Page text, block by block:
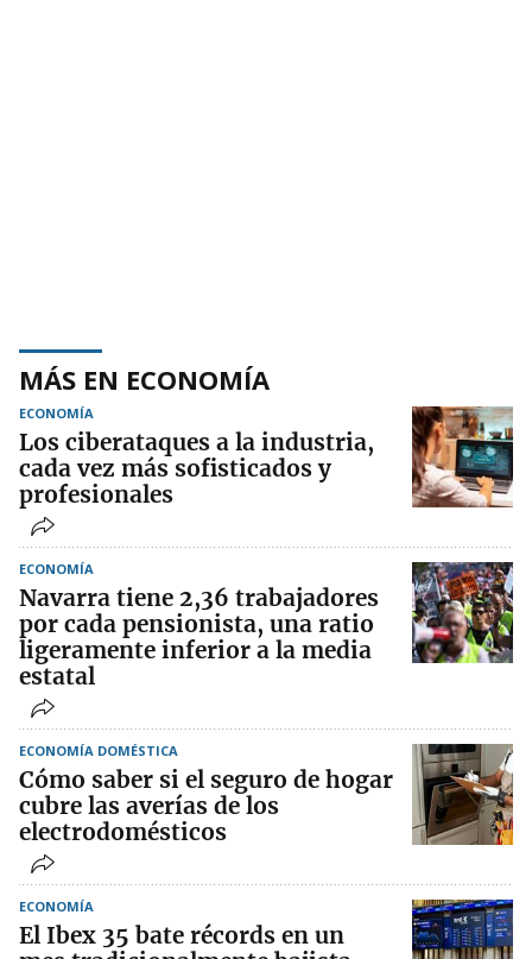
MÁS EN ECONOMÍA
ECONOMÍA
Los ciberataques a la industria,
cada vez más sofisticados y
profesionales
ECONOMÍA
Navarra tiene 2,36 trabajadores
por cada pensionista, una ratio
ligeramente inferior a la media
estatal
ECONOMÍA DOMÉSTICA
Cómo saber si el seguro de hogar
cubre las averías de los
electrodomésticos
ECONOMÍA
El Ibex 35 bate récords en un